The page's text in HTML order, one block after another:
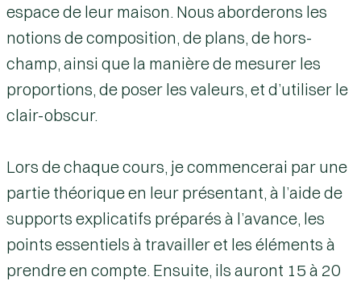
espace de leur maison. Nous aborderons les
notions de composition, de plans, de hors-
champ, ainsi que la manière de mesurer les
proportions, de poser les valeurs, et d’utiliser le
clair-obscur.
Lors de chaque cours, je commencerai par une
partie théorique en leur présentant, à l’aide de
supports explicatifs préparés à l’avance, les
points essentiels à travailler et les éléments à
prendre en compte. Ensuite, ils auront 15 à 20